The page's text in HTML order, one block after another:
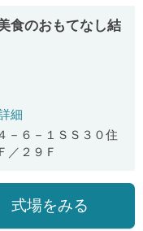
食のおもてなし結
細
－６－１ＳＳ３０住
／２９Ｆ
式場をみる